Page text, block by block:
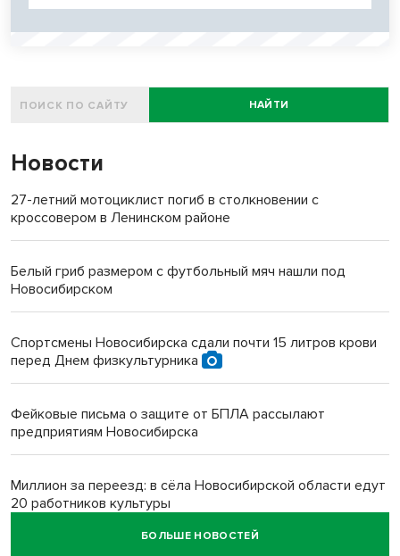
НАЙТИ
Новости
27-летний мотоциклист погиб в столкновении с
кроссовером в Ленинском районе
Белый гриб размером с футбольный мяч нашли под
Новосибирском
Спортсмены Новосибирска сдали почти 15 литров крови
перед Днем физкультурника
Фейковые письма о защите от БПЛА рассылают
предприятиям Новосибирска
Миллион за переезд: в сёла Новосибирской области едут
20 работников культуры
БОЛЬШЕ НОВОСТЕЙ